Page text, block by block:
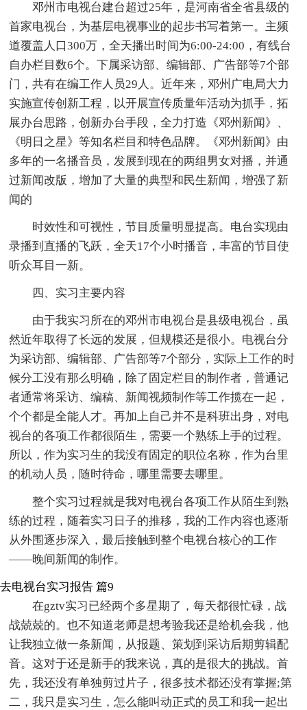
邓州市电视台建台超过25年，是河南省全省县级的
首家电视台，为基层电视事业的起步书写着第一。主频
道覆盖人口300万，全天播出时间为6:00-24:00，有线台
自办栏目数6个。下属采访部、编辑部、广告部等7个部
门，共有在编工作人员29人。近年来，邓州广电局大力
实施宣传创新工程，以开展宣传质量年活动为抓手，拓
展办台思路，创新办台手段，全力打造《邓州新闻》、
《明日之星》等知名栏目和特色品牌。《邓州新闻》由
多年的一名播音员，发展到现在的两组男女对播，并通
过新闻改版，增加了大量的典型和民生新闻，增强了新
闻的
时效性和可视性，节目质量明显提高。电台实现由
录播到直播的飞跃，全天17个小时播音，丰富的节目使
听众耳目一新。
四、实习主要内容
由于我实习所在的邓州市电视台是县级电视台，虽
然近年取得了长远的发展，但规模还是很小。电视台分
为采访部、编辑部、广告部等7个部分，实际上工作的时
候分工没有那么明确，除了固定栏目的制作者，普通记
者通常将采访、编稿、新闻视频制作等工作揽在一起，
个个都是全能人才。再加上自己并不是科班出身，对电
视台的各项工作都很陌生，需要一个熟练上手的过程。
所以，作为实习生的我没有固定的职位名称，作为台里
的机动人员，随时待命，哪里需要去哪里。
整个实习过程就是我对电视台各项工作从陌生到熟
练的过程，随着实习日子的推移，我的工作内容也逐渐
从外围逐步深入，最后接触到整个电视台核心的工作
——晚间新闻的制作。
去电视台实习报告 篇9
在gztv实习已经两个多星期了，每天都很忙碌，战
战兢兢的。也不知道老师是想考验我还是给机会我，他
让我独立做一条新闻，从报题、策划到采访后期剪辑配
音。这对于还是新手的我来说，真的是很大的挑战。首
先，我还没有单独剪过片子，很多技术都还没有掌握;第
二，我只是实习生，怎么能叫动正式的员工和我一起出